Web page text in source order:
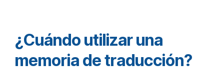
¿Cuándo utilizar una
memoria de traducción?